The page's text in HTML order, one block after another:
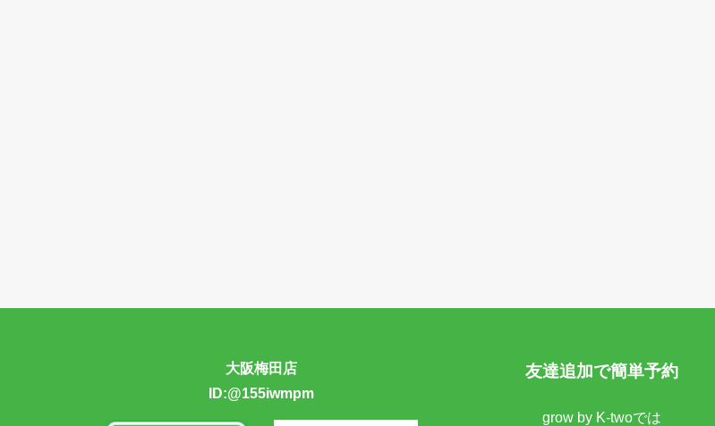
友達追加で簡単予約
grow by K-twoでは
大阪梅田店
ID:@155iwmpm